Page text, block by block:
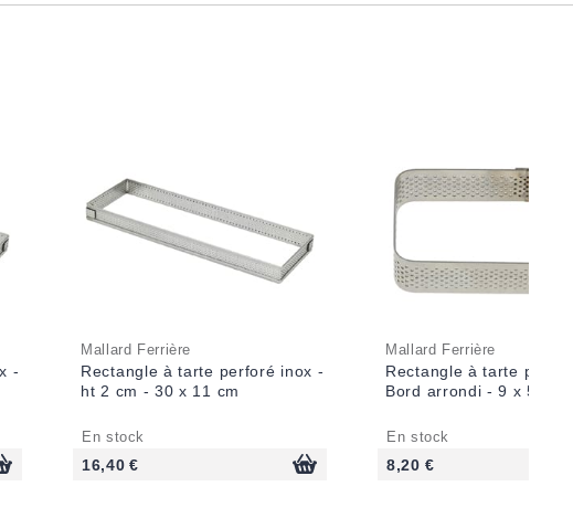
-
Mallard Ferrière
Rectangle à tarte perforé inox -
ht 2 cm - 30 x 11 cm
En stock
16,40 €
Mallard Ferrière
Rectangle à tarte
Bord arrondi - 9 x 5 cm
En stock
8,20 €